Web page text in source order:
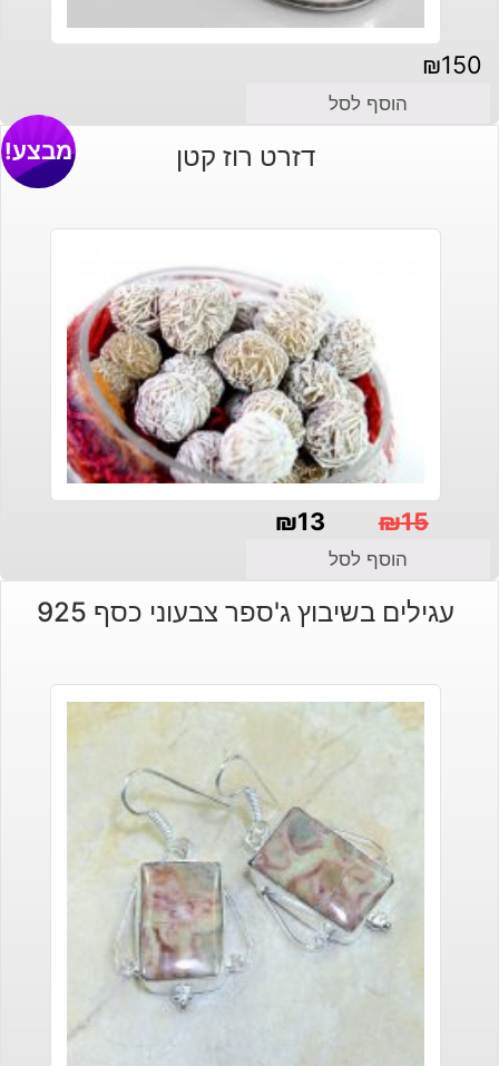
₪150
הוסף לסל
דזרט רוז קטן מבצע!
₪15
המקורי
היה:
₪13
הנוכחי
הוא:
הוסף לסל
עגילים בשיבוץ ג'ספר צבעוני כסף 925